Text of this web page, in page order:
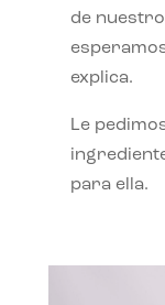
de
explica.
Le
para ella.